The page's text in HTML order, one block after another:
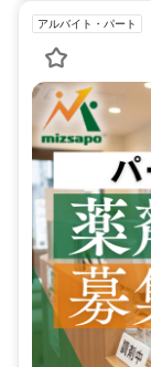
アルバイト・パート